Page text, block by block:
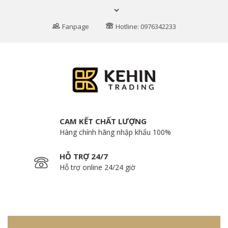
Fanpage Hotline: 0976342233
CAM KẾT CHẤT LƯỢNG
Hàng chính hãng nhập khẩu 100%
HỖ TRỢ 24/7
Hỗ trợ online 24/24 giờ